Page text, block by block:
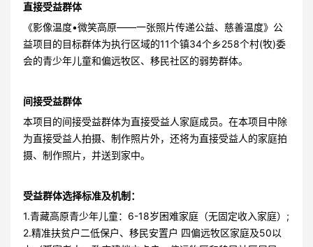
直接受益群体
《影像温度•微笑高原——一张照片传递公益、慈善温度》公
益项目的目标群体为执行区域的11个镇34个乡258个村(牧)委
会的青少年儿童和偏远牧区、移民社区的弱势群体。
间接受益群体
本项目的间接受益群体为直接受益人家庭成员。在本项目中除
为直接受益人拍摄、制作照片外，还将为直接受益人的家庭拍
摄、制作照片，并送到家中。
受益群体选择标准及机制：
1.青藏高原青少年儿童：6-18岁困难家庭（无固定收入家庭）;
2.精准扶贫户二低保户、移民安置户 四偏远牧区家庭及50以